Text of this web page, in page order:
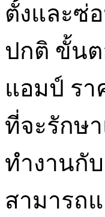
ตั้งและซ่
ปกติ ขั้น
แอมป์ ร
ที่จะรักษ
ทำงานกั
สามารถ